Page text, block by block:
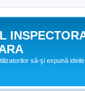
să-şi expună